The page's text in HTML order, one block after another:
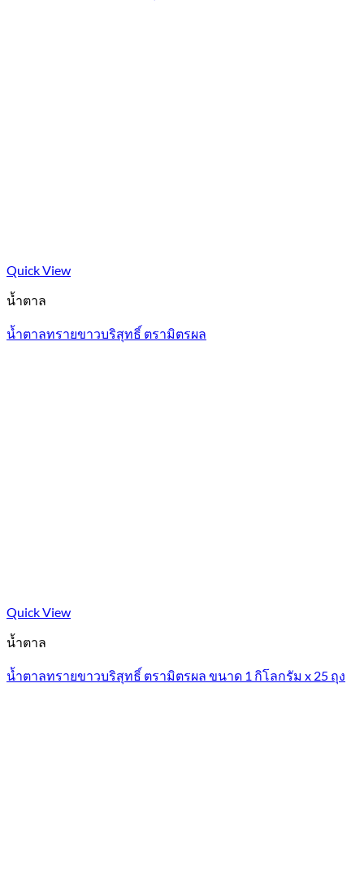
Quick View
น้ำตาล
น้ำตาลทรายขาวบริสุทธิ์ ตรามิตรผล
Quick View
น้ำตาล
น้ำตาลทรายขาวบริสุทธิ์ ตรามิตรผล ขนาด 1 กิโลกรัม x 25 ถุง